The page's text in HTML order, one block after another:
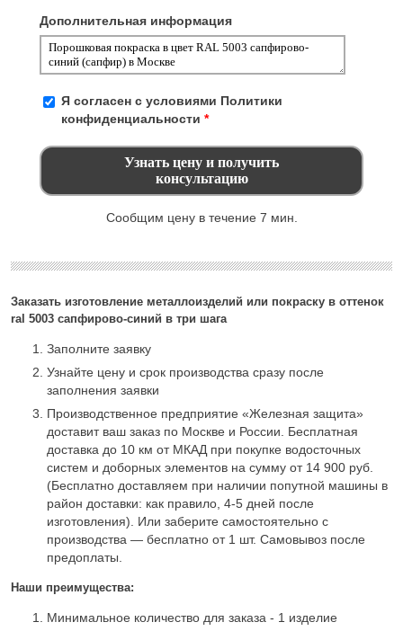
Заказать изготовление металлоизделий или покраску в оттенок
ral 5003 сапфирово-синий в три шага
Заполните заявку
Узнайте цену и срок производства сразу после
заполнения заявки
Производственное предприятие «Железная защита»
доставит ваш заказ по Москве и России. Бесплатная
доставка до 10 км от МКАД при покупке водосточных
систем и доборных элементов на сумму от 14 900 руб.
(Бесплатно доставляем при наличии попутной машины в
район доставки: как правило, 4-5 дней после
изготовления). Или заберите самостоятельно с
производства — бесплатно от 1 шт. Самовывоз после
предоплаты.
Наши преимущества:
Минимальное количество для заказа - 1 изделие
Дополнительная информация
Я согласен с условиями Политики
конфиденциальности *
Сообщим цену в течение 7 мин.